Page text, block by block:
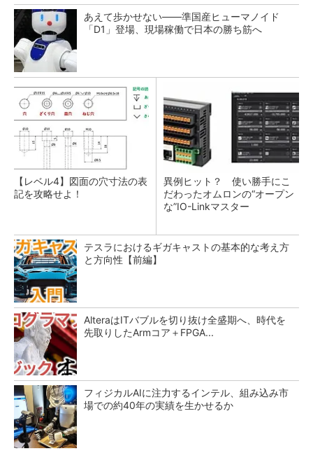
あえて歩かせない――準国産ヒューマノイド
「D1」登場、現場稼働で日本の勝ち筋へ
【レベル4】図面の穴寸法の表
記を攻略せよ！
異例ヒット？ 使い勝手にこ
だわったオムロンの“オープン
な”IO-Linkマスター
テスラにおけるギガキャストの基本的な考え方
と方向性【前編】
AlteraはITバブルを切り抜け全盛期へ、時代を
先取りしたArmコア＋FPGA...
フィジカルAIに注力するインテル、組み込み市
場での約40年の実績を生かせるか